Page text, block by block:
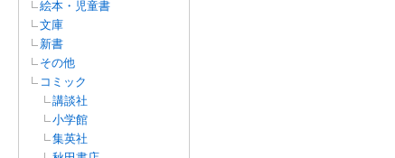
絵本・児童書
文庫
新書
その他
コミック
講談社
小学館
集英社